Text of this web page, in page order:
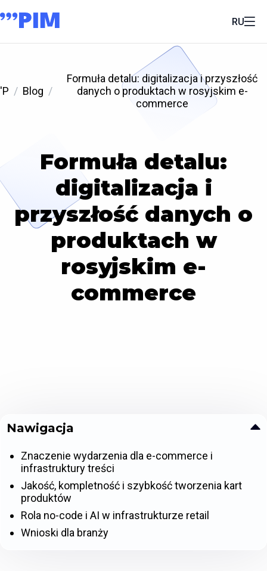
RU
'P Blog
Formuła detalu: digitalizacja i przyszłość
danych o produktach w rosyjskim e-
commerce
Formuła detalu:
digitalizacja i
przyszłość danych o
produktach w
rosyjskim e-
commerce
Nawigacja
Znaczenie wydarzenia dla e-commerce i
infrastruktury treści
Jakość, kompletność i szybkość tworzenia kart
produktów
Rola no-code i AI w infrastrukturze retail
Wnioski dla branży